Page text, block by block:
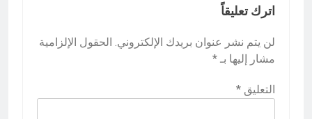
اترك تعليقاً
لن يتم نشر عنوان بريدك الإلكتروني. الحقول الإلزامية
مشار إليها بـ *
التعليق *